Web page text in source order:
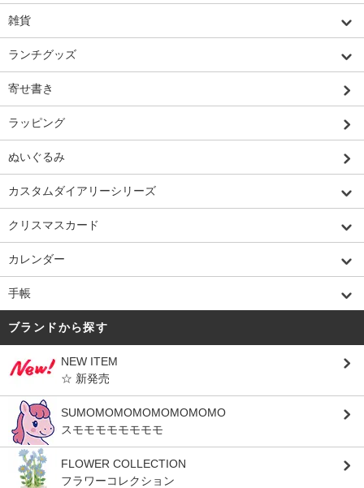
雑貨
ランチグッズ
寄せ書き
ラッピング
ぬいぐるみ
カスタムダイアリーシリーズ
クリスマスカード
カレンダー
手帳
ブランドから探す
NEW ITEM
☆ 新発売
SUMOMOMOMOMOMOMOMO
スモモモモモモモモ
FLOWER COLLECTION
フラワーコレクション